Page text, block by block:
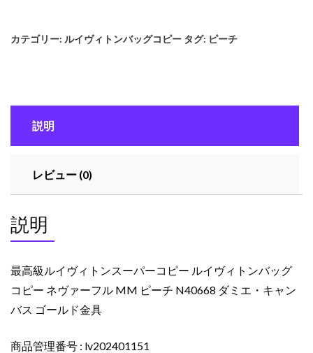
イ
ン
ー
コ
ー
ル
ヴ
ィ
ト
バ
カテゴリー: ルイヴィトンバッグコピー タグ: ピーチ
説明
レビュー (0)
説明
最高級ルイヴィトンスーパーコピー ルイヴィトンバッグ
コピー ネヴァーフル MM ピーチ N40668 ダミエ・キャン
バス ゴールド金具
商品管理番号 : lv202401151